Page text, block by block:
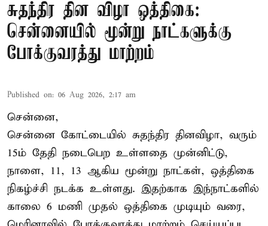
சுதந்திர தின விழா ஒத்திகை:
சென்னையில் மூன்று நாட்களுக்கு
போக்குவரத்து மாற்றம்
Published on: 06 Aug 2026, 2:17 am
சென்னை,
சென்னை கோட்டையில் சுதந்திர தினவிழா, வரும்
15ம் தேதி நடைபெற உள்ளதை முன்னிட்டு,
நாளை, 11, 13 ஆகிய மூன்று நாட்கள், ஒத்திகை
நிகழ்ச்சி நடக்க உள்ளது. இதற்காக இந்நாட்களில்
காலை 6 மணி முதல் ஒத்திகை முடியும் வரை,